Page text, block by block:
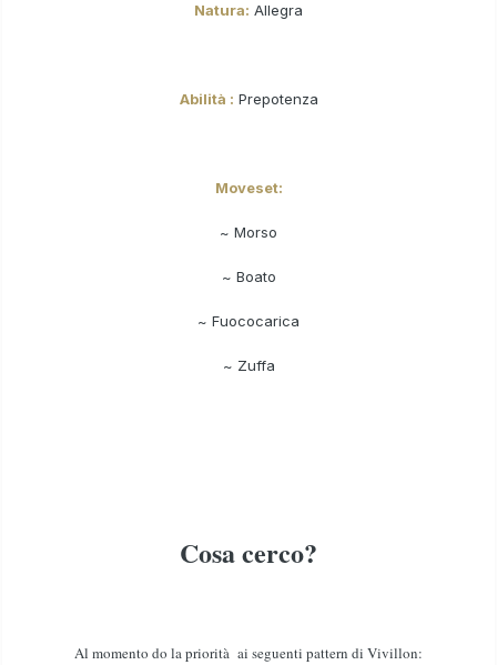
Natura: Allegra
Abilità : Prepotenza
Moveset:
~ Morso
~ Boato
~ Fuococarica
~ Zuffa
Cosa cerco?
Al momento do la priorità ai seguenti pattern di Vivillon: